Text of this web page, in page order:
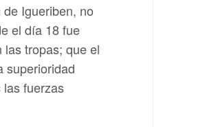
Igueriben, no
el día 18 fue
tropas; que el
superioridad
fuerzas